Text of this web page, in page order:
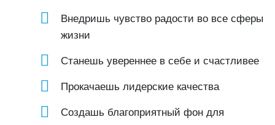
Внедришь чувство радости во все сферы
жизни
Станешь увереннее в себе и счастливее
Прокачаешь лидерские качества
Создашь благоприятный фон для